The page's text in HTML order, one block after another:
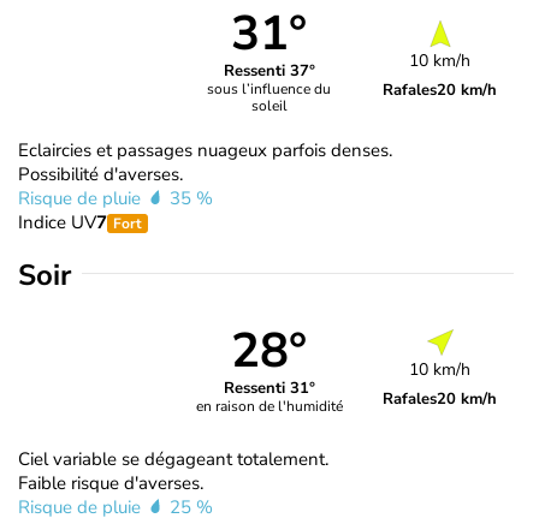
31°
Ressenti 37°
sous l’influence du
soleil
10 km/h
Rafales20 km/h
Eclaircies et passages nuageux parfois denses.
Possibilité d'averses.
Risque de pluie
35 %
Indice UV7 Fort
Soir
28°
Ressenti 31°
en raison de l'humidité
10 km/h
Rafales20 km/h
Ciel variable se dégageant totalement.
Faible risque d'averses.
Risque de pluie
25 %